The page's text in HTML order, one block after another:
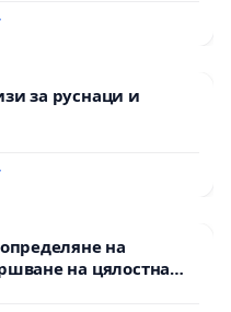
за руснаци и
на
на цялостна
път между